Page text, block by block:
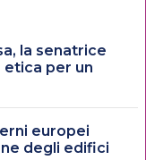
la senatrice
etica per un
europei
degli edifici